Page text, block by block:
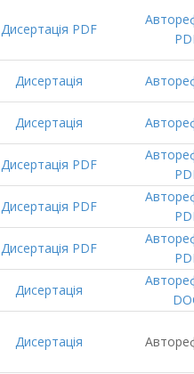
Дисертація PDF
Дисертація
Дисертація
Дисертація PDF
Дисертація PDF
Дисертація PDF
Дисертація
Дисертація